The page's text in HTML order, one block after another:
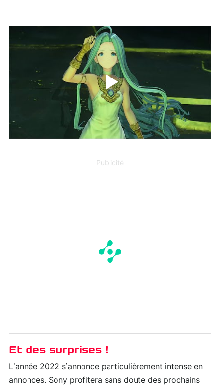
Publicité
Et des surprises !
L’année 2022 s’annonce particulièrement intense en
annonces. Sony profitera sans doute des prochains